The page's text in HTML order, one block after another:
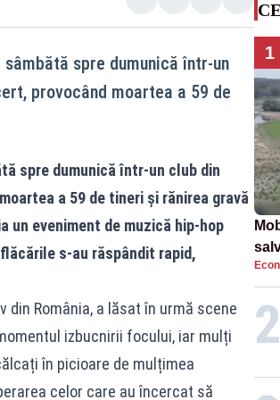
spre dumunică într-un
provocând moartea a 59 de
spre dumunică într-un club din
a 59 de tineri și rănirea gravă
un eveniment de muzică hip-hop
s-au răspândit rapid,
România, a lăsat în urmă scene
izbucnirii focului, iar mulți
în picioare de mulțimea
celor care au încercat să
1
2